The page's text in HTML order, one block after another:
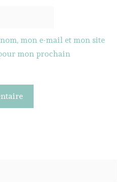
mon e-mail et mon site
mon prochain